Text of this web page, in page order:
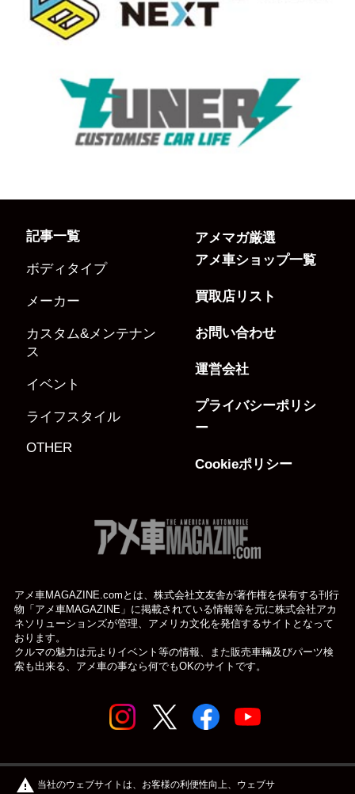
記事一覧
ボディタイプ
メーカー
カスタム&メンテナン
ス
イベント
ライフスタイル
OTHER
アメマガ厳選
アメ車ショップ一覧
買取店リスト
お問い合わせ
運営会社
プライバシーポリシ
ー
Cookieポリシー
アメ車MAGAZINE.comとは、株式会社文友舎が著作権を保有する刊行
物「アメ車MAGAZINE」に掲載されている情報等を元に株式会社アカ
ネソリューションズが管理、アメリカ文化を発信するサイトとなって
おります。
クルマの魅力は元よりイベント等の情報、また販売車輛及びパーツ検
索も出来る、アメ車の事なら何でもOKのサイトです。
© アメ車のWEBマガジン アメ車マガジン公式WEBサイト
warning 当社のウェブサイトは、お客様の利便性向上、ウェブサ